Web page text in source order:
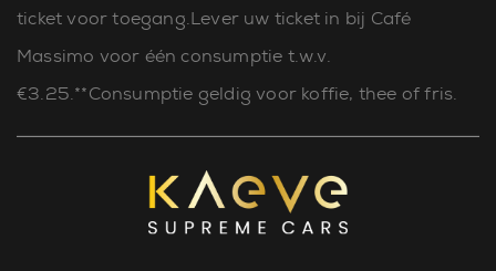
ticket voor toegang.Lever uw ticket in bij Café
Massimo voor één consumptie t.w.v.
€3.25.**Consumptie geldig voor koffie, thee of fris.